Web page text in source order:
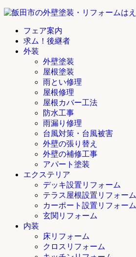
フェア案内
求ム！後継者
外装
外壁塗装
屋根塗装
雨とい修理
屋根修理
屋根カバー工法
防水工事
雨漏り修理
台風対策・台風被害
外壁の張り替え
外壁の補修工事
アパート塗装
エクステリア
デッキ設置リフォーム
テラス屋根設置リフォーム
カーポート設置リフォーム
玄関リフォーム
内装
床リフォーム
クロスリフォーム